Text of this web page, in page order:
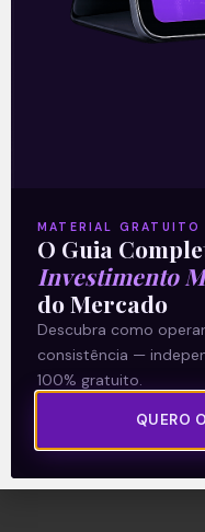
Termos e Condições
Política de
Explore
Artigos
E Eu Com Isso?
MATERIAL GRATUITO
O Guia
Investimento
do Mercado
Descubra como
consistência —
100% gratuito.
QUERO